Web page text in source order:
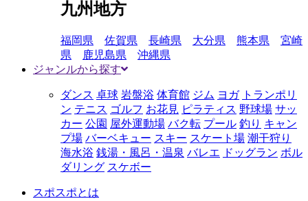
九州地方
福岡県 佐賀県 長崎県 大分県 熊本県
宮崎
県
鹿児島県
沖縄県
ジャンルから探す
ダンス 卓球 岩盤浴 体育館 ジム ヨガ トランポリ
ン テニス ゴルフ お花見 ピラティス 野球場 サッ
カー 公園 屋外運動場 バク転 プール 釣り キャン
プ場 バーベキュー スキー スケート場 潮干狩り
海水浴 銭湯・風呂・温泉 バレエ ドッグラン ボル
ダリング スケボー
スポスポとは